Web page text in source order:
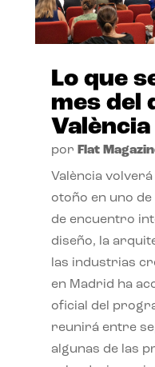
Lo que
mes del
València
por Flat
València
otoño en uno
de encuentro
diseño, la
las industrias
en Madrid ha
oficial del
reunirá entre
algunas de las